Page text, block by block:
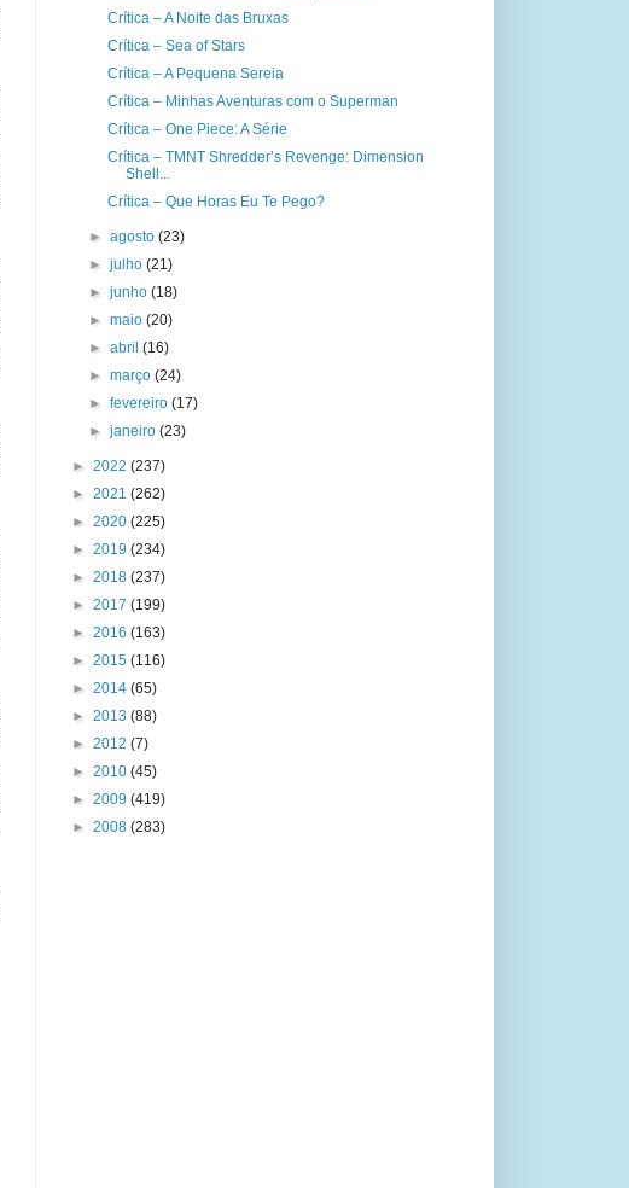
Crítica – A Noite das Bruxas
Crítica – Sea of Stars
Crítica – A Pequena Sereia
Crítica – Minhas Aventuras com o Superman
Crítica – One Piece: A Série
Crítica – TMNT Shredder’s Revenge: Dimension
Shell...
Crítica – Que Horas Eu Te Pego?
►agosto(23)
►julho(21)
►junho(18)
►maio(20)
►abril(16)
►março(24)
►fevereiro(17)
►janeiro(23)
► 2022 (237)
► 2021 (262)
► 2020 (225)
► 2019 (234)
► 2018 (237)
► 2017 (199)
► 2016 (163)
► 2015 (116)
► 2014 (65)
► 2013 (88)
► 2012 (7)
► 2010 (45)
► 2009 (419)
► 2008 (283)